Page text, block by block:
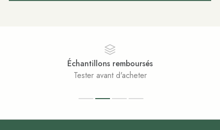
Échantillons remboursés
Tester avant d'acheter